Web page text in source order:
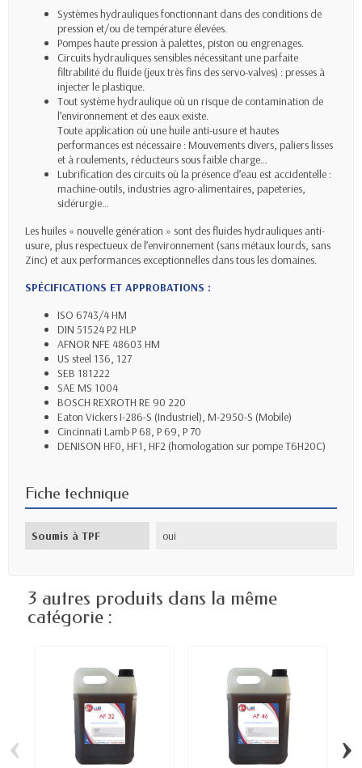
Systèmes hydrauliques fonctionnant dans des conditions de
pression et/ou de température élevées.
Pompes haute pression à palettes, piston ou engrenages.
Circuits hydrauliques sensibles nécessitant une parfaite
filtrabilité du fluide (jeux très fins des servo-valves) : presses à
injecter le plastique.
Tout système hydraulique où un risque de contamination de
l’environnement et des eaux existe.
Toute application où une huile anti-usure et hautes
performances est nécessaire : Mouvements divers, paliers lisses
et à roulements, réducteurs sous faible charge…
Lubrification des circuits où la présence d’eau est accidentelle :
machine-outils, industries agro-alimentaires, papeteries,
sidérurgie…
Les huiles « nouvelle génération » sont des fluides hydrauliques anti-
usure, plus respectueux de l’environnement (sans métaux lourds, sans
Zinc) et aux performances exceptionnelles dans tous les domaines.
SPÉCIFICATIONS ET APPROBATIONS :
ISO 6743/4 HM
DIN 51524 P2 HLP
AFNOR NFE 48603 HM
US steel 136, 127
SEB 181222
SAE MS 1004
BOSCH REXROTH RE 90 220
Eaton Vickers I-286-S (Industriel), M-2950-S (Mobile)
Cincinnati Lamb P 68, P 69, P 70
DENISON HF0, HF1, HF2 (homologation sur pompe T6H20C)
Fiche technique
Soumis à TPF oui
3 autres produits dans la même
catégorie :
‹ ›